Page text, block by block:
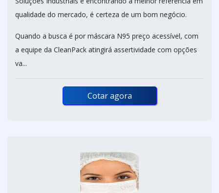
qualidade do mercado, é certeza de um bom negócio.
Quando a busca é por máscara N95 preço acessível, com
a equipe da CleanPack atingirá assertividade com opções
va...
Cotar agora